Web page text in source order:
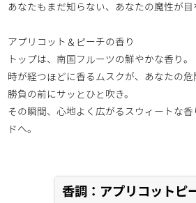
あなたもまだ知らない、あなたの魔性が目
アプリコット＆ピーチの香り
トップは、南国フルーツの鮮やかな香り。
時が経つほどに香るムスクが、あなたの危
勝負の前にサッとひと吹き。
その瞬間、心地よく広がるスウィートな
ドへ。
香調：アプリコットピ